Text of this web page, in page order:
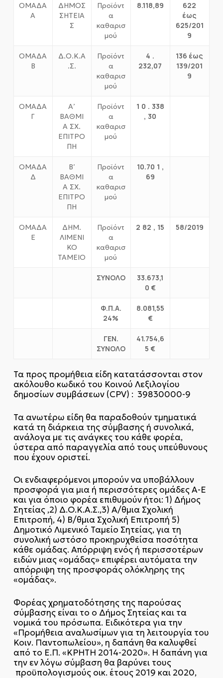
ΟΜΑΔΑ
Α
ΔΗΜΟΣ
ΣΗΤΕΙΑ
Σ
Προϊόντ
α
καθαρισ
μού
8.118,89
622
έως
625/201
9
ΟΜΑΔΑ
Β
Δ.Ο.Κ.Α
.Σ.
Προϊόντ
α
καθαρισ
μού
4 .
232,07
136 έως
139/201
9
ΟΜΑΔΑ
Γ
Α’
ΒΑΘΜΙ
Α ΣΧ.
ΕΠΙΤΡΟ
ΠΗ
Προϊόντ
α
καθαρισ
μού
1 0 . 338
, 30
ΟΜΑΔΑ
Δ
Β’
ΒΑΘΜΙ
Α ΣΧ.
ΕΠΙΤΡΟ
ΠΗ
Προϊόντ
α
καθαρισ
μού
10.70 1 ,
69
ΟΜΑΔΑ
Ε
ΔΗΜ.
ΛΙΜΕΝΙ
ΚΟ
ΤΑΜΕΙΟ
Προϊόντ
α
καθαρισ
μού
2 82 , 15 58/2019
ΣΥΝΟΛΟ
33.673,1
0 €
Φ.Π.Α.
24%
8.081,55
€
ΓΕΝ.
ΣΥΝΟΛΟ
41.754,6
5 €
Τα προς προμήθεια είδη κατατάσσονται στον
ακόλουθο κωδικό του Κοινού Λεξιλογίου
δημοσίων συμβάσεων (CPV) : 39830000-9
Τα ανωτέρω είδη θα παραδοθούν τμηματικά
κατά τη διάρκεια της σύμβασης ή συνολικά,
ανάλογα με τις ανάγκες του κάθε φορέα,
ύστερα από παραγγελία από τους υπεύθυνους
που έχουν οριστεί.
Οι ενδιαφερόμενοι μπορούν να υποβάλλουν
προσφορά για μια ή περισσότερες ομάδες Α-Ε
και για όποιο φορέα επιθυμούν ήτοι: 1) Δήμος
Σητείας ,2) Δ.Ο.Κ.Α.Σ.,3) Α/θμια Σχολική
Επιτροπή, 4) Β/θμια Σχολική Επιτροπή 5)
Δημοτικό Λιμενικό Ταμείο Σητείας, για τη
συνολική ωστόσο προκηρυχθείσα ποσότητα
κάθε ομάδας. Απόρριψη ενός ή περισσοτέρων
ειδών μιας «ομάδας» επιφέρει αυτόματα την
απόρριψη της προσφοράς ολόκληρης της
«ομάδας».
Φορέας χρηματοδότησης της παρούσας
σύμβασης είναι το ο Δήμος Σητείας και τα
νομικά του πρόσωπα. Ειδικότερα για την
«Προμήθεια αναλωσίμων για τη λειτουργία του
Κοιν. Παντοπωλείου», η δαπάνη θα καλυφθεί
από το Ε.Π. «ΚΡΗΤΗ 2014-2020». Η δαπάνη για
την εν λόγω σύμβαση θα βαρύνει τους
προϋπολογισμούς οικ. έτους 2019 και 2020,